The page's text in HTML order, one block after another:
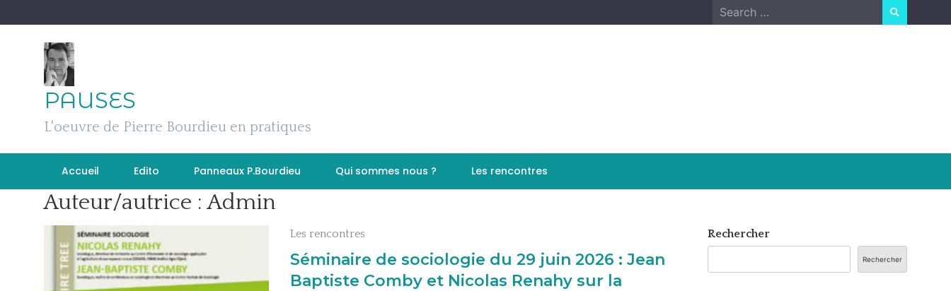
to
Search
for:
PAUSES
L'oeuvre de Pierre Bourdieu en pratiques
Accueil Edito Panneaux P.Bourdieu Qui sommes nous ? Les rencontres
Auteur/autrice :Admin
Les rencontres
Séminaire de sociologie du 29 juin 2026 : Jean
Baptiste Comby et Nicolas Renahy sur la
Rechercher
Rechercher